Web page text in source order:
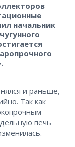
начальник
и раньше,
Так как
печь